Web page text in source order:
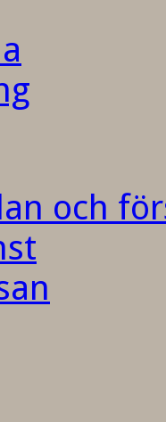
och